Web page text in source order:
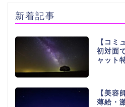
新着記事
【コミ
初対面
ャット
【美容
薄給・